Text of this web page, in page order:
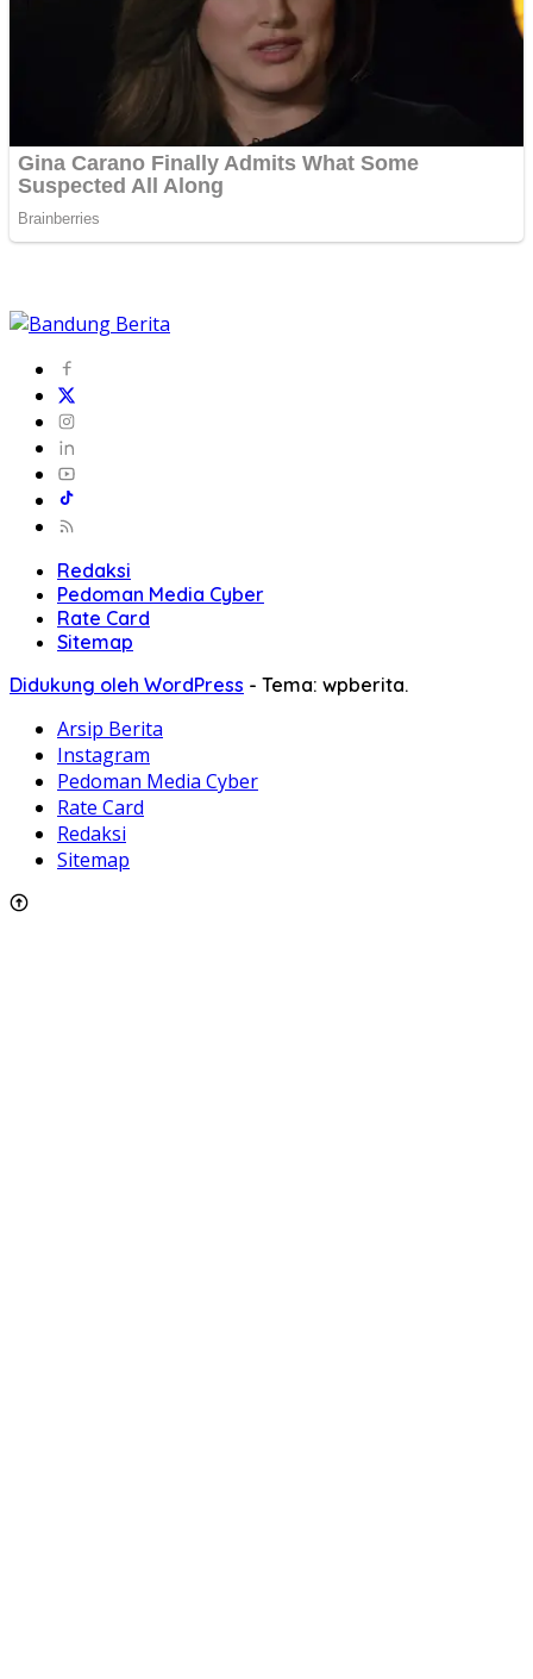
Redaksi
Pedoman Media Cyber
Rate Card
Sitemap
Didukung oleh WordPress - Tema: wpberita.
Arsip Berita
Instagram
Pedoman Media Cyber
Rate Card
Redaksi
Sitemap